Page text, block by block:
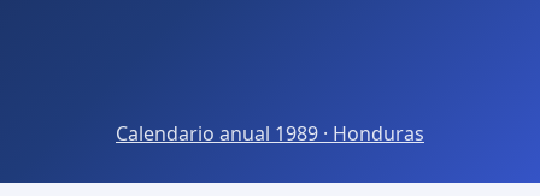
Calendario anual 1989 · Honduras